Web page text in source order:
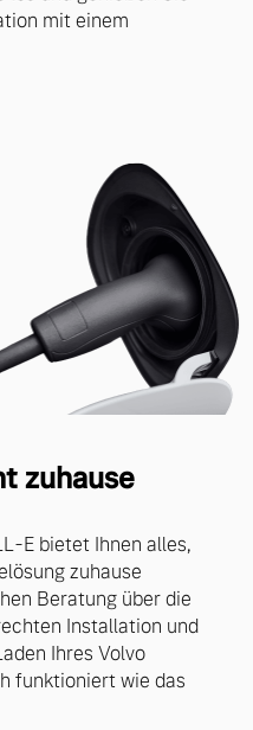
mit einem
zuhause
E bietet Ihnen alles,
zuhause
Beratung über die
Installation und
Ihres Volvo
funktioniert wie das